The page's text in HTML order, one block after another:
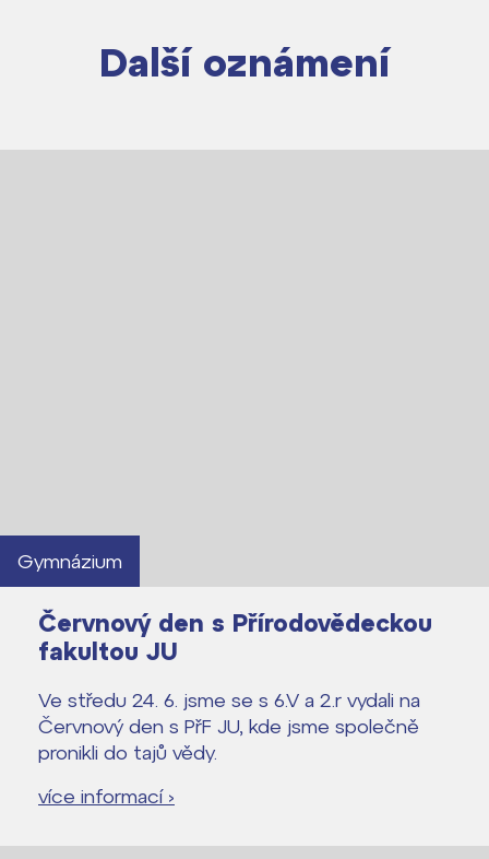
Další oznámení
Gymnázium
Červnový den s Přírodovědeckou
fakultou JU
Ve středu 24. 6. jsme se s 6.V a 2.r vydali na
Červnový den s PřF JU, kde jsme společně
pronikli do tajů vědy.
více informací ›